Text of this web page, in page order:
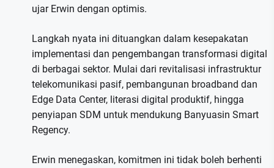
ujar Erwin dengan optimis.
Langkah nyata ini dituangkan dalam kesepakatan
implementasi dan pengembangan transformasi digital
di berbagai sektor. Mulai dari revitalisasi infrastruktur
telekomunikasi pasif, pembangunan broadband dan
Edge Data Center, literasi digital produktif, hingga
penyiapan SDM untuk mendukung Banyuasin Smart
Regency.
Erwin menegaskan, komitmen ini tidak boleh berhenti